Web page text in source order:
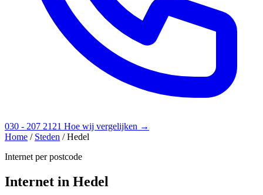
030 - 207 2121 Hoe wij vergelijken →
Home / Steden / Hedel
Internet per postcode
Internet in Hedel